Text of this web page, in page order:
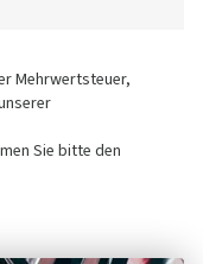
Mehrwertsteuer,
Sie bitte den